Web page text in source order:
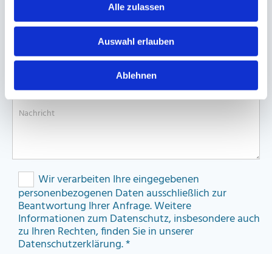
Alle zulassen
Auswahl erlauben
Ablehnen
Ihre E-Mail Adresse*
Ihre Nachricht*
Wir verarbeiten Ihre eingegebenen
personenbezogenen Daten ausschließlich zur
Beantwortung Ihrer Anfrage. Weitere
Informationen zum Datenschutz, insbesondere auch
zu Ihren Rechten, finden Sie in unserer
Datenschutzerklärung. *